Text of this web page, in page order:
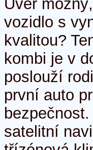
Úvěr
vozidlo s
kvalitou?
kombi je v
poslouží
první auto
satelitní